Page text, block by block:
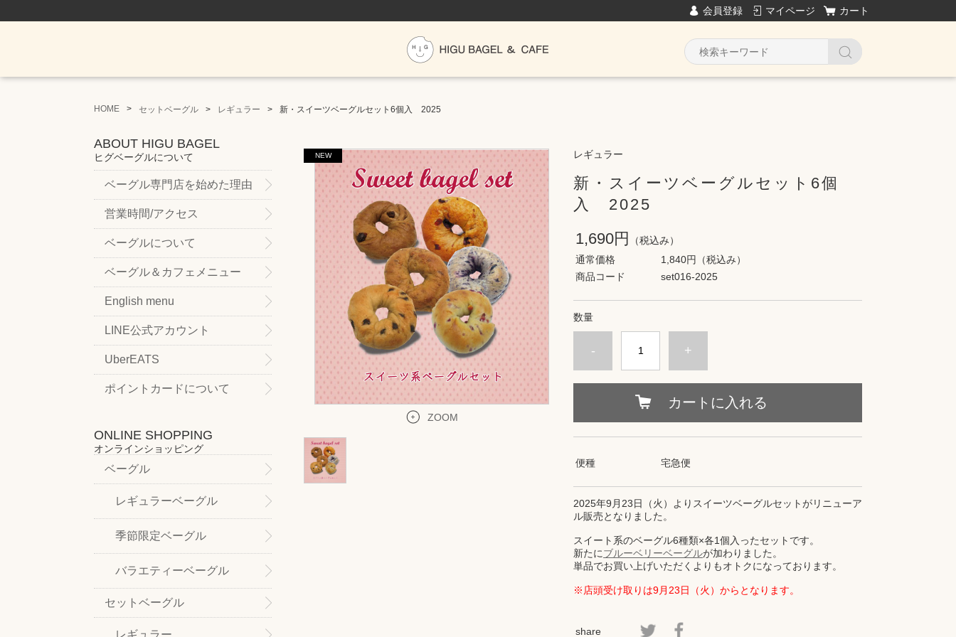
会員登録 マイページ カート
HOME セットベーグル レギュラー 新・スイーツベーグルセット6個入 2025
ZOOM
レギュラー
新・スイーツベーグルセット6個
入 2025
1,690円
（税込み）
通常価格
1,840円
（税込み）
商品コード
set016-2025
数量
- +
カートに入れる
便種 宅急便
2025年9月23日（火）よりスイーツベーグルセットがリニューア
ル販売となりました。
スイート系のベーグル6種類×各1個入ったセットです。
新たにブルーベリーベーグルが加わりました。
単品でお買い上げいただくよりもオトクになっております。
※店頭受け取りは9月23日（火）からとなります。
share
ABOUT HIGU BAGEL
ヒグベーグルについて
ベーグル専門店を始めた理由
営業時間/アクセス
ベーグルについて
ベーグル＆カフェメニュー
English menu
LINE公式アカウント
UberEATS
ポイントカードについて
ONLINE SHOPPING
オンラインショッピング
ベーグル
レギュラーベーグル
季節限定ベーグル
バラエティーベーグル
セットベーグル
レギュラー